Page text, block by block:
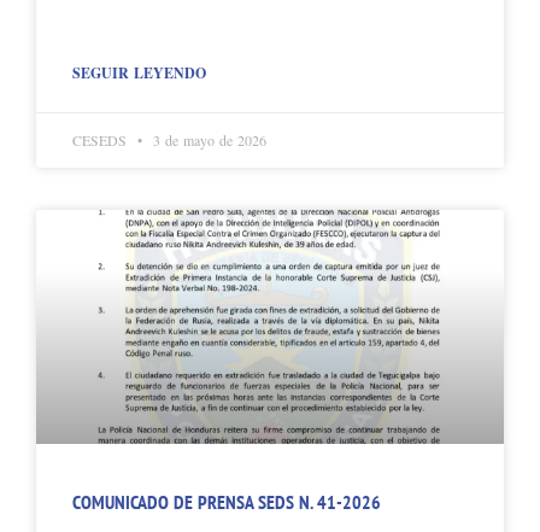
SEGUIR LEYENDO
CESEDS 3 de mayo de 2026
COMUNICADO DE PRENSA SEDS N. 41-2026